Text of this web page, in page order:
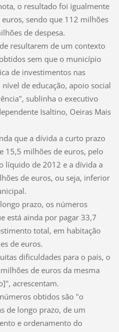
o resultado foi igualmente
sendo que 112 milhões
de despesa.
resultarem de um contexto
sem que o município
de investimentos nas
de educação, apoio social
sublinha o executivo
Isaltino, Oeiras Mais
que a dívida a curto prazo
15,5 milhões de euros, pelo
líquido de 2012 e a dívida a
de euros, ou seja, inferior
prazo, os números
está ainda por pagar 33,7
total, em habitação
de euros.
dificuldades para o país, o
de euros da mesma
acrescentam.
obtidos são "o
de longo prazo, de um
e ordenamento do